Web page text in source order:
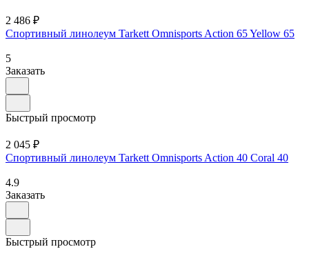
2 486 ₽
Спортивный линолеум Tarkett Omnisports Action 65 Yellow 65
5
Заказать
Быстрый просмотр
2 045 ₽
Спортивный линолеум Tarkett Omnisports Action 40 Coral 40
4.9
Заказать
Быстрый просмотр